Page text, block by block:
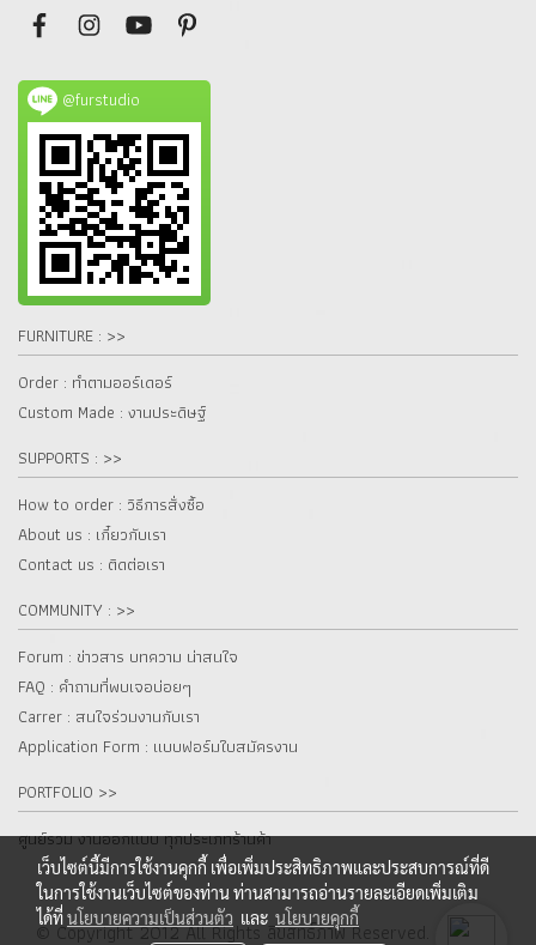
@furstudio
FURNITURE : >>
Order : ทำตามออร์เดอร์
Custom Made : งานประดิษฐ์
SUPPORTS : >>
How to order : วิธีการสั่งซื้อ
About us : เกี๋ยวกับเรา
Contact us : ติดต่อเรา
COMMUNITY : >>
Forum : ข่าวสาร บทความ น่าสนใจ
FAQ : คำถามที่พบเจอบ่อยๆ
Carrer : สนใจร่วมงานกับเรา
Application Form : แบบฟอร์มใบสมัครงาน
PORTFOLIO >>
ศูนย์รวม งานออกแบบ ทุกประเภทร้านค้า
© Copyright 2012 All Rights ลิขสิทธิ์ภาพ Reserved. fur.co.th
เว็บไซต์นี้มีการใช้งานคุกกี้ เพื่อเพิ่มประสิทธิภาพและประสบการณ์ที่ดี
ในการใช้งานเว็บไซต์ของท่าน ท่านสามารถอ่านรายละเอียดเพิ่มเติม
ได้ที่นโยบายความเป็นส่วนตัว และ นโยบายคุกกี้